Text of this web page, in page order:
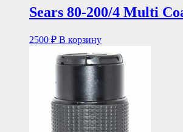
Sears 80-200/4 Multi
2500 ₽ В корзину